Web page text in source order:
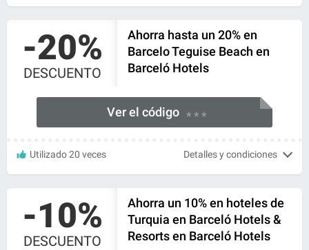
-20%
DESCUENTO
Ahorra hasta un 20% en
Barcelo Teguise Beach en
Barceló Hotels
Ver el código * * *
Utilizado 20 veces Detalles y condiciones
-10%
DESCUENTO
Ahorra un 10% en hoteles de
Turquia en Barceló Hotels &
Resorts en Barceló Hotels